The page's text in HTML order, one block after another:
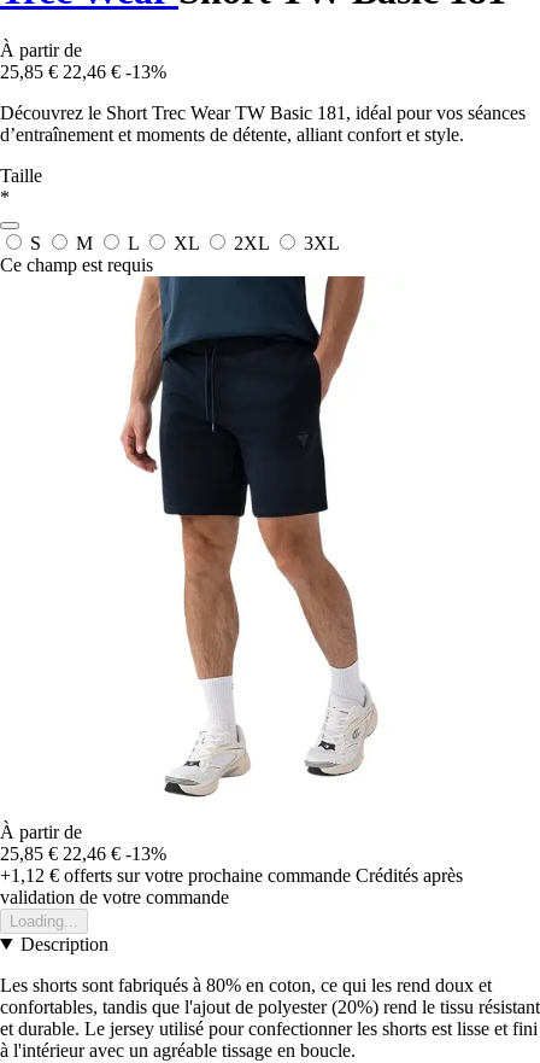
À partir de
25,85 € 22,46 € -13%
Découvrez le Short Trec Wear TW Basic 181, idéal pour vos séances
d’entraînement et moments de détente, alliant confort et style.
Taille
*
S M L XL 2XL
3XL
Ce champ est requis
À partir de
25,85 € 22,46 € -13%
+1,12 € offerts sur votre prochaine commande Crédités après
validation de votre commande
Loading...
Description
Les shorts sont fabriqués à 80% en coton, ce qui les rend doux et
confortables, tandis que l'ajout de polyester (20%) rend le tissu résistant
et durable. Le jersey utilisé pour confectionner les shorts est lisse et fini
à l'intérieur avec un agréable tissage en boucle.